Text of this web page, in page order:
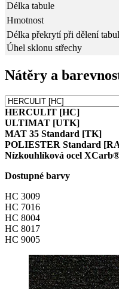
Délka tabule
Hmotnost
Délka překrytí při dělení
Úhel sklonu střechy
Nátěry a
HERCULIT [HC]
ULTIMAT [UTK]
MAT 35 Standard [TK]
POLIESTER Standard
Nízkouhlíková ocel
Dostupné barvy
HC 3009
HC 7016
HC 8004
HC 8017
HC 9005